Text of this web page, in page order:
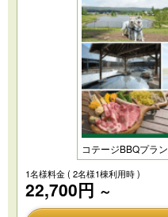
コテージBBQプラン
1名様料金( 2名様1棟利用時 )
22,700円 ～